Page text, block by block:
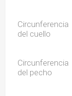
Circunferencia
del cuello
Circunferencia
del pecho